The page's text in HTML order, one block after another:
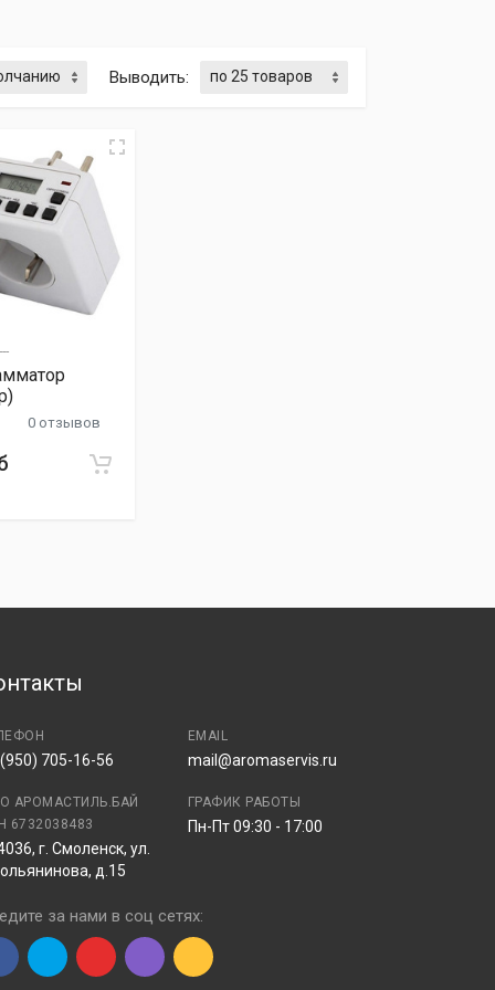
Выводить:
0 отзывов
705-16-56
EMAIL
mail@aromaservis.ru
АРОМАСТИЛЬ.БАЙ
6732038483
г. Смоленск, ул.
д.15
ГРАФИК РАБОТЫ
Пн-Пт 09:30 - 17:00
за нами в соц сетях: